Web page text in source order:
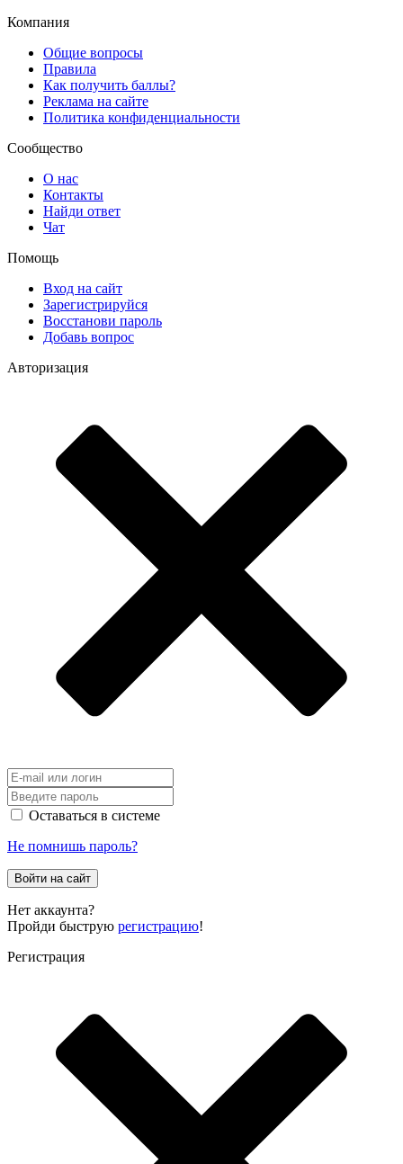
Компания
Общие вопросы
Правила
Как получить баллы?
Реклама на сайте
Политика конфиденциальности
Сообщество
О нас
Контакты
Найди ответ
Чат
Помощь
Вход на сайт
Зарегистрируйся
Восстанови пароль
Добавь вопрос
Авторизация
Оставаться в системе
Не помнишь пароль?
Войти на сайт
Нет аккаунта?
Пройди быструю регистрацию!
Регистрация